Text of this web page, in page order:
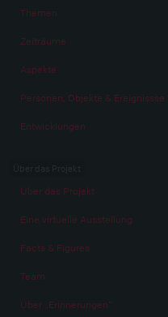
Themen
Zeiträume
Aspekte
Personen, Objekte & Ereignissse
Entwicklungen
Über das Projekt
Eine virtuelle Ausstellung
Facts & Figures
Team
Über „Erinnerungen“